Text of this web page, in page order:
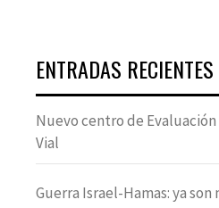
ENTRADAS RECIENTES
Nuevo centro de
Vial
Guerra Israel-Hamas: ya son